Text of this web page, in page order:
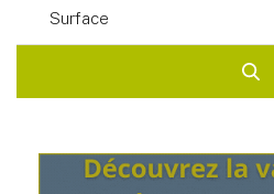
Surface